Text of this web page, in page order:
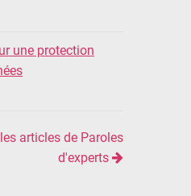
une protection
articles de Paroles
d'experts